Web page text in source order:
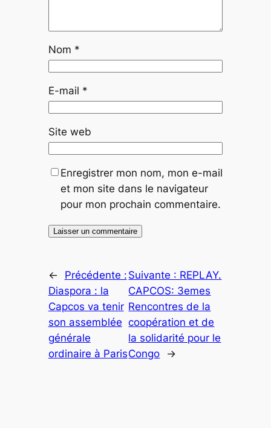
Nom *
E-mail *
Site web
Enregistrer mon nom, mon e-mail
et mon site dans le navigateur
pour mon prochain commentaire.
←
Précédente :
Diaspora : la
Capcos va tenir
son assemblée
générale
ordinaire à Paris
Suivante : REPLAY.
CAPCOS: 3emes
Rencontres de la
coopération et de
la solidarité pour le
Congo
→